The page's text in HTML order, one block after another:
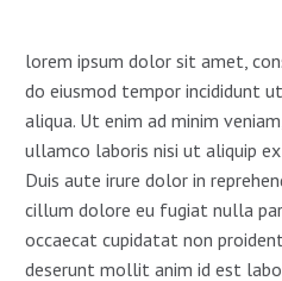
lorem ipsum dolor sit amet,
do eiusmod tempor incididunt
aliqua. Ut enim ad minim
ullamco laboris nisi ut aliquip
Duis aute irure dolor in
cillum dolore eu fugiat nulla
occaecat cupidatat non
deserunt mollit anim id est